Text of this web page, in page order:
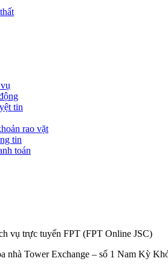
tin
rao vặt
tin
toán
vụ trực tuyến FPT (FPT Online JSC)
nhà Tower Exchange – số 1 Nam Kỳ